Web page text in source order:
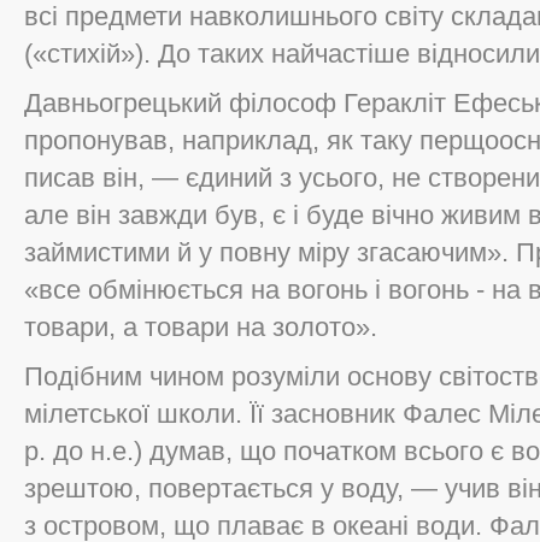
всі предмети навколишнього світу
(«стихій»). До таких найчастіше
Давньогрецький філософ Геракліт
пропонував, наприклад, як таку
писав він, — єдиний з усього, не
але він завжди був, є і буде вічно живим
займистими й у повну міру згасаючим».
«все обмінюється на вогонь і вогонь - на
товари, а товари на золото».
Подібним чином розуміли основу
мілетської школи. Її засновник Фалес
р. до н.е.) думав, що початком всього є
зрештою, повертається у воду, — учив
з островом, що плаває в океані води.